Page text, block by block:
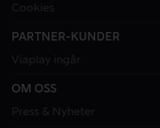
Cookies
PARTNER-KUNDER
Viaplay ingår
OM OSS
Press & Nyheter